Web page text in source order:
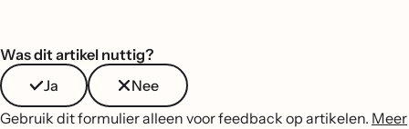
Was dit artikel nuttig?
Ja
Nee
Gebruik dit formulier alleen voor feedback op artikelen. Meer